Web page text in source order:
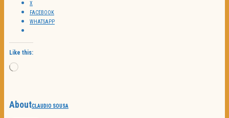
X
FACEBOOK
WHATSAPP
Like this:
Loading…
AboutCLAUDIO SOUSA